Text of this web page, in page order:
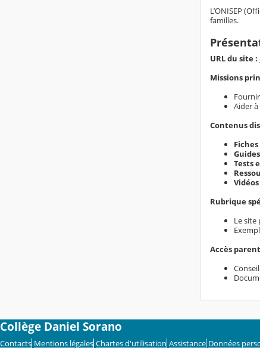
L’ONISEP
familles.
URL du site :
Missions
Aider
Contenus
Tests
Rubrique
Le site
Accès
Collège Daniel Sorano
Contacts Mentions légales Chartes d'utilisation Assistance Données